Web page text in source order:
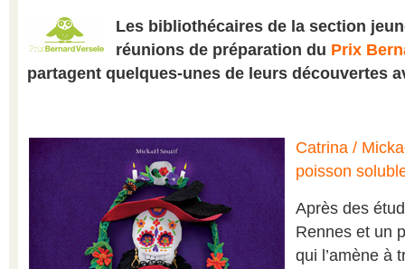
Les bibliothécaires de la section
réunions de préparation du Prix
partagent quelques-unes de leurs découvertes
Catrina /
poisson
Après des
Rennes et un
qui l’amène à